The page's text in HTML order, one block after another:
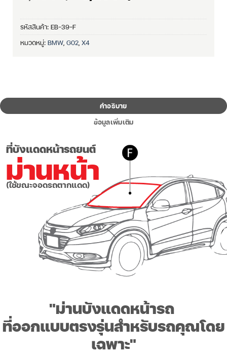
price
was:
3,590 ฿.
is:
3,290 ฿.
รหัสสินค้า: EB-39-F
หมวดหมู่: BMW, G02, X4
คำอธิบาย
ข้อมูลเพิ่มเติม
ที่บังแดดหน้ารถยนต์
ม่านหน้า
(ใช้ขณะจอดรถตากแดด)
"ม่านบังแดดหน้ารถ
ที่ออกแบบตรงรุ่นสำหรับรถคุณโดย
เฉพาะ"